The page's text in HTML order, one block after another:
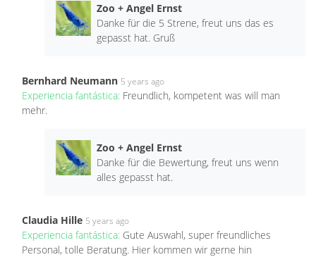
Zoo + Angel Ernst
Danke für die 5 Strene, freut uns das es
gepasst hat. Gruß
Bernhard Neumann 5 years ago
Experiencia fantástica: Freundlich, kompetent was will man
mehr.
Zoo + Angel Ernst
Danke für die Bewertung, freut uns wenn
alles gepasst hat.
Claudia Hille 5 years ago
Experiencia fantástica: Gute Auswahl, super freundliches
Personal, tolle Beratung. Hier kommen wir gerne hin